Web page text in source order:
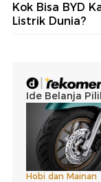
Kok Bisa BYD
Listrik Dunia?